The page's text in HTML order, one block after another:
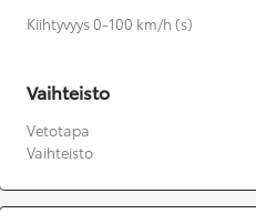
Kiihtyvyys 0-100 km/h (s)
Vaihteisto
Vetotapa
Vaihteisto